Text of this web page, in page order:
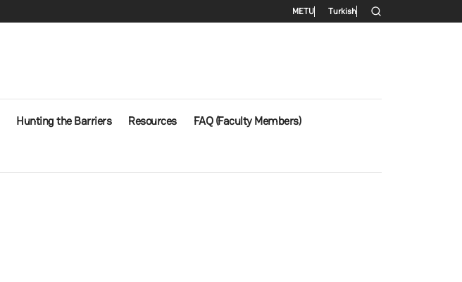
Secondary menu
METU Turkish
Hunting the Barriers Resources
FAQ (Faculty Members)